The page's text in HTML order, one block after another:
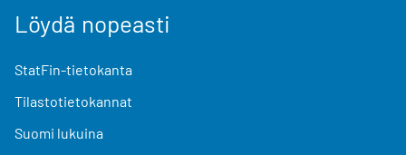
Löydä nopeasti
StatFin-tietokanta
Tilastotietokannat
Suomi lukuina